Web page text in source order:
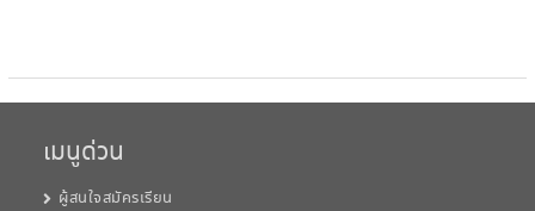
เมนูด่วน
ผู้สนใจสมัครเรียน